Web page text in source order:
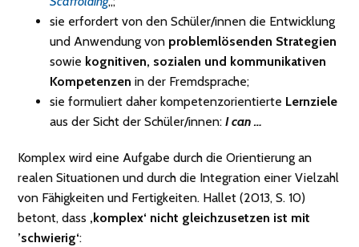
sie erfordert von den Schüler/innen die Entwicklung
und Anwendung von problemlösenden Strategien
sowie kognitiven, sozialen und kommunikativen
Kompetenzen in der Fremdsprache;
sie formuliert daher kompetenzorientierte Lernziele
aus der Sicht der Schüler/innen:I can …
Komplex wird eine Aufgabe durch die Orientierung an
realen Situationen und durch die Integration einer Vielzahl
von Fähigkeiten und Fertigkeiten. Hallet (2013, S. 10)
betont, dass ‚komplex‘ nicht gleichzusetzen ist mit
’schwierig‘: